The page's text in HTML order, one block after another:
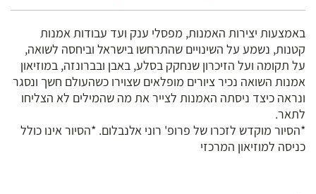
באמצעות יצירות האמנות, מפסלי ענק ועד עבודות אמנות
קטנות, נשמע על השינויים שהתרחשו בישראל וביחסה לשואה,
על תקומה ועל הזיכרון שנחקק בסלע, באבן ובברונזה, במוזיאון
אמנות השואה נכיר ציורים מופלאים שצוירו כשהעולם חשך ונסגר
ונראה כיצד ניסתה האמנות לצייר את מה שהמילים לא הצליחו
לתאר.
*הסיור מוקדש לזכרו של פרופ' רוני אלנבלום. *הסיור אינו כולל
כניסה למוזיאון המרכזי